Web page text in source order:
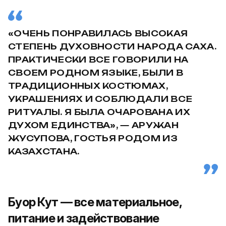
«ОЧЕНЬ ПОНРАВИЛАСЬ ВЫСОКАЯ
СТЕПЕНЬ ДУХОВНОСТИ НАРОДА САХА.
ПРАКТИЧЕСКИ ВСЕ ГОВОРИЛИ НА
СВОЕМ РОДНОМ ЯЗЫКЕ, БЫЛИ В
ТРАДИЦИОННЫХ КОСТЮМАХ,
УКРАШЕНИЯХ И СОБЛЮДАЛИ ВСЕ
РИТУАЛЫ. Я БЫЛА ОЧАРОВАНА ИХ
ДУХОМ ЕДИНСТВА», — АРУЖАН
ЖУСУПОВА, ГОСТЬЯ РОДОМ ИЗ
КАЗАХСТАНА.
Буор Кут — все материальное,
питание и задействование